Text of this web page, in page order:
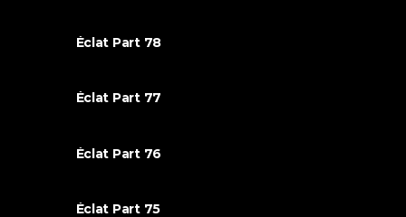
Éclat Part 78
Éclat Part 77
Éclat Part 76
Éclat Part 75